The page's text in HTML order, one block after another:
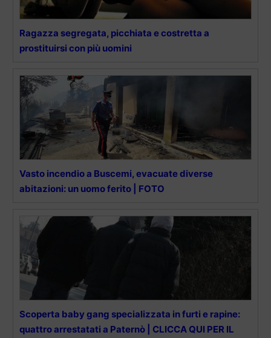
Ragazza segregata, picchiata e costretta a
prostituirsi con più uomini
Vasto incendio a Buscemi, evacuate diverse
abitazioni: un uomo ferito | FOTO
Scoperta baby gang specializzata in furti e rapine:
quattro arrestatati a Paternò | CLICCA QUI PER IL